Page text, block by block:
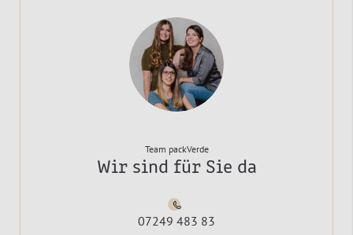
Team packVerde
Wir sind für Sie da
07249 483 83